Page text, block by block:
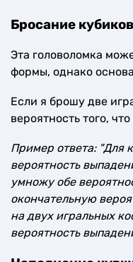
Бросание кубиков
Эта головоломка
формы, однако
Если я брошу две
вероятность того,
Пример ответа: "Для
вероятность
умножу обе
окончательную
на двух игральных
вероятность